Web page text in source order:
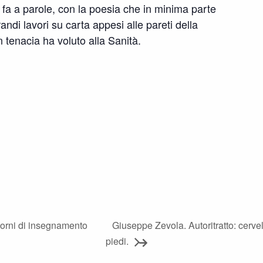
a parole, con la poesia che in minima parte
lavori su carta appesi alle pareti della
ha voluto alla Sanità.
di insegnamento
Giuseppe Zevola. Autoritratto:
piedi.